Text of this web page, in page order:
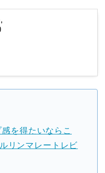
を得たいならこ
リンマレートレビ